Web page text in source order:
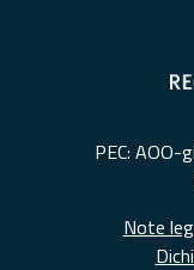
PEC:
Note